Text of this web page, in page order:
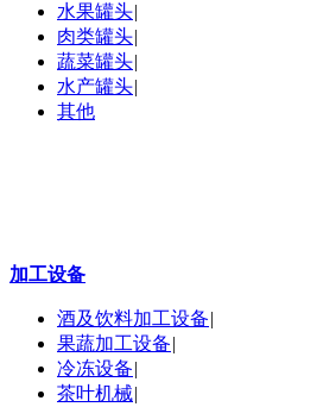
水果罐头|
肉类罐头|
蔬菜罐头|
水产罐头|
其他
加工设备
酒及饮料加工设备|
果蔬加工设备|
冷冻设备|
茶叶机械|